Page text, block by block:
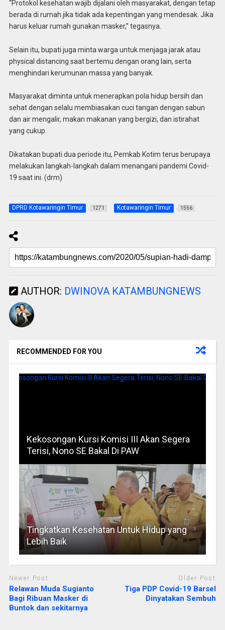
“Protokol kesehatan wajib dijalani oleh masyarakat, dengan tetap
berada di rumah jika tidak ada kepentingan yang mendesak. Jika
harus keluar rumah gunakan masker,” tegasnya.
Selain itu, bupati juga minta warga untuk menjaga jarak atau
physical distancing saat bertemu dengan orang lain, serta
menghindari kerumunan massa yang banyak.
Masyarakat diminta untuk menerapkan pola hidup bersih dan
sehat dengan selalu membiasakan cuci tangan dengan sabun
dan air mengalir, makan makanan yang bergizi, dan istirahat
yang cukup.
Dikatakan bupati dua periode itu, Pemkab Kotim terus berupaya
melakukan langkah-langkah dalam menangani pandemi Covid-
19 saat ini. (drm)
DPRD Kotawaringin Timur 1271 Kotawaringin Timur 1556
AUTHOR: DWINOVA KATAMBUNGNEWS
RECOMMENDED FOR YOU
Kekosongan Kursi Komisi III Akan Segera
Terisi, Nono SE Bakal Di PAW
Tingkatkan Kesehatan Untuk Hidup yang
Lebih Baik
Newer Post
Relawan Muda Sugianto
Bagi Ribuan Masker di
Buntok dan sekitarnya
Older Post
Tiga PDP Covid-19 Barsel
Dinyatakan Sembuh